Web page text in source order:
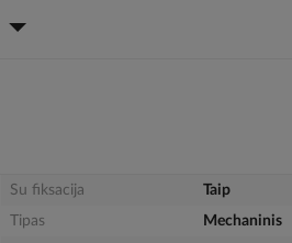
Su fiksacija
Taip
Tipas
Mechaninis